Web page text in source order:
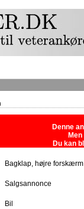
Denne
Du kan
Bagklap, højre forskærm
Salgsannonce
Bil